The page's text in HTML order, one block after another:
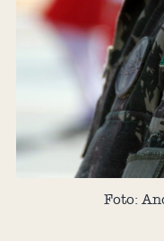
Foto: